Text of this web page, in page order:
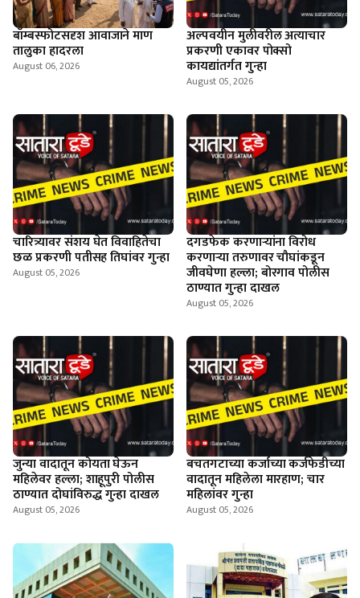
बॉम्बस्फोटसदृश आवाजाने माण
तालुका हादरला
August 06, 2026
अल्पवयीन मुलीवरील अत्याचार
प्रकरणी एकावर पोक्सो
कायद्यांतर्गत गुन्हा
August 05, 2026
चारित्र्यावर संशय घेत विवाहितेचा
छळ प्रकरणी पतीसह तिघांवर गुन्हा
August 05, 2026
दगडफेक करणार्‍यांना विरोध
करणार्‍या तरुणावर चौघांकडून
जीवघेणा हल्ला; बोरगाव पोलीस
ठाण्यात गुन्हा दाखल
August 05, 2026
जुन्या वादातून कोयता घेऊन
महिलेवर हल्ला; शाहूपुरी पोलीस
ठाण्यात दोघांविरुद्ध गुन्हा दाखल
August 05, 2026
बचतगटाच्या कर्जाच्या कर्जफेडीच्या
वादातून महिलेला मारहाण; चार
महिलांवर गुन्हा
August 05, 2026